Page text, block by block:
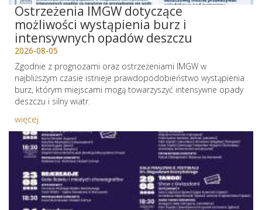
Ostrzeżenia IMGW dotyczące
możliwości wystąpienia burz i
intensywnych opadów deszczu
2026-08-05
Zgodnie z prognozami oraz ostrzeżeniami IMGW w
najbliższym czasie istnieje prawdopodobieństwo wystąpienia
burz, którym miejscami mogą towarzyszyć intensywne opady
deszczu i silny wiatr.
więcej